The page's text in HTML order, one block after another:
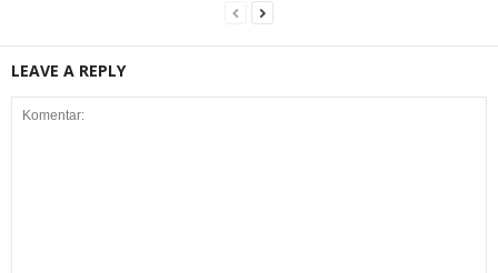
LEAVE A REPLY